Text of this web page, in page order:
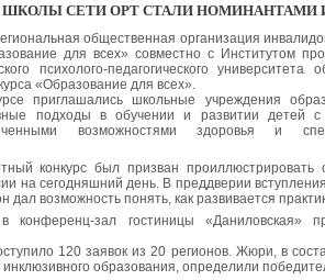
СЕТИ ОРТ СТАЛИ НОМИНАНТАМИ
общественная организация
для всех» совместно с Институтом
психолого-педагогического
«Образование для всех».
приглашались школьные учреждения
подходы в обучении и развитии детей с
возможностями здоровья и
конкурс был призван проиллюстрировать
на сегодняшний день. В преддверии
дал возможность понять, как развивается
зал гостиницы «Даниловская»
120 заявок из 20 регионов. Жюри, в
инклюзивного образования, определили